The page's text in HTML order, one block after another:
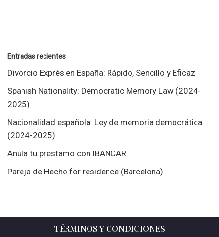
Entradas recientes
Divorcio Exprés en España: Rápido, Sencillo y Eficaz
Spanish Nationality: Democratic Memory Law (2024-
2025)
Nacionalidad española: Ley de memoria democrática
(2024-2025)
Anula tu préstamo con IBANCAR
Pareja de Hecho for residence (Barcelona)
TÉRMINOS Y CONDICIONES